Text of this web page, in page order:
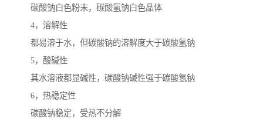
碳酸钠白色粉末，碳酸氢钠白色晶体
4，溶解性
都易溶于水，但碳酸钠的溶解度大于碳酸氢钠
5，酸碱性
其水溶液都显碱性，碳酸钠碱性强于碳酸氢钠
6，热稳定性
碳酸钠稳定，受热不分解